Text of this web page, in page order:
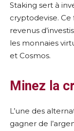
Staking sert à
cryptodevise.
revenus
les monnaies
et Cosmos.
Minez la
L’une des
gagner de